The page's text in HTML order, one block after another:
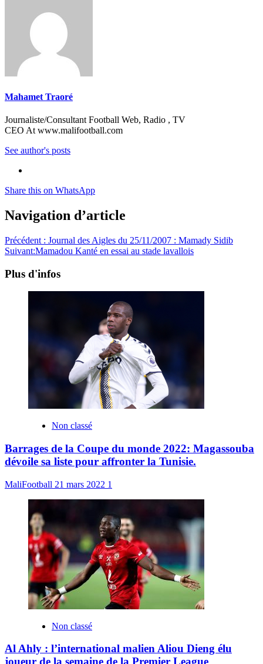
Mahamet Traoré
Journaliste/Consultant Football Web, Radio , TV
CEO At www.malifootball.com
See author's posts
Share this on WhatsApp
Navigation d’article
Précédent : Journal des Aigles du 25/11/2007 : Mamady Sidib
Suivant:Mamadou Kanté en essai au stade lavallois
Plus d'infos
Non classé
Barrages de la Coupe du monde 2022: Magassouba
dévoile sa liste pour affronter la Tunisie.
MaliFootball 21 mars 2022 1
Non classé
Al Ahly : l’international malien Aliou Dieng élu